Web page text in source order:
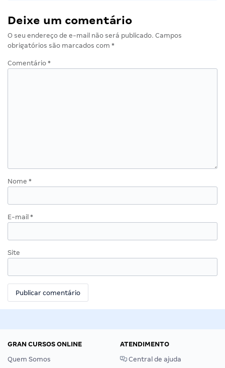
Deixe um comentário
O seu endereço de e-mail não será publicado. Campos
obrigatórios são marcados com *
Comentário *
Nome *
E-mail *
Site
GRAN CURSOS ONLINE
Quem Somos
ATENDIMENTO
Central de ajuda